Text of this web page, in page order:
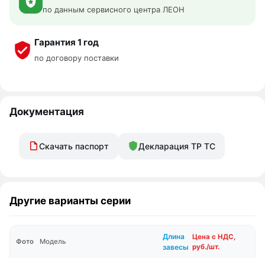
по данным сервисного центра ЛЕОН
Гарантия 1 год
по договору поставки
Документация
Скачать паспорт Декларация ТР ТС
Другие варианты серии
Фото Модель
Длина
завесы
Цена с НДС,
руб./шт.